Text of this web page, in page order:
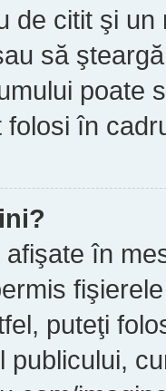
de citit şi
să
poate
în
afişate în
puteţi
publicului,